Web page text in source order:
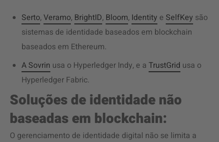
Serto, Veramo, BrightID, Bloom, Identity e SelfKey são
sistemas de identidade baseados em blockchain
baseados em Ethereum.
A Sovrin usa o Hyperledger Indy, e a TrustGrid usa o
Hyperledger Fabric.
Soluções de identidade não
baseadas em blockchain:
O gerenciamento de identidade digital não se limita a